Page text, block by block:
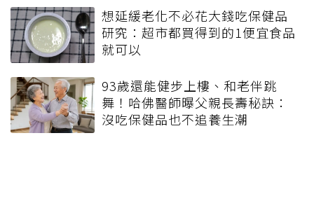
想延緩老化不必花大錢吃保健品
研究：超市都買得到的1便宜食品
就可以
93歲還能健步上樓、和老伴跳
舞！哈佛醫師曝父親長壽秘訣：
沒吃保健品也不追養生潮